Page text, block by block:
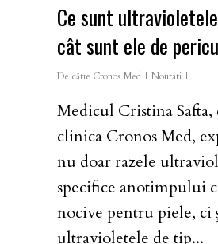
Ce sunt
cât sunt ele de
De către Cronos Med Noutati
Medicul Cristina
clinica Cronos Med,
nu doar razele
specifice anotimpului
nocive pentru piele, ci
ultravioletele de tip...